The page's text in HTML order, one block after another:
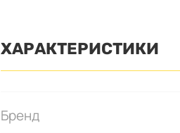
ХАРАКТЕРИСТИКИ
Бренд